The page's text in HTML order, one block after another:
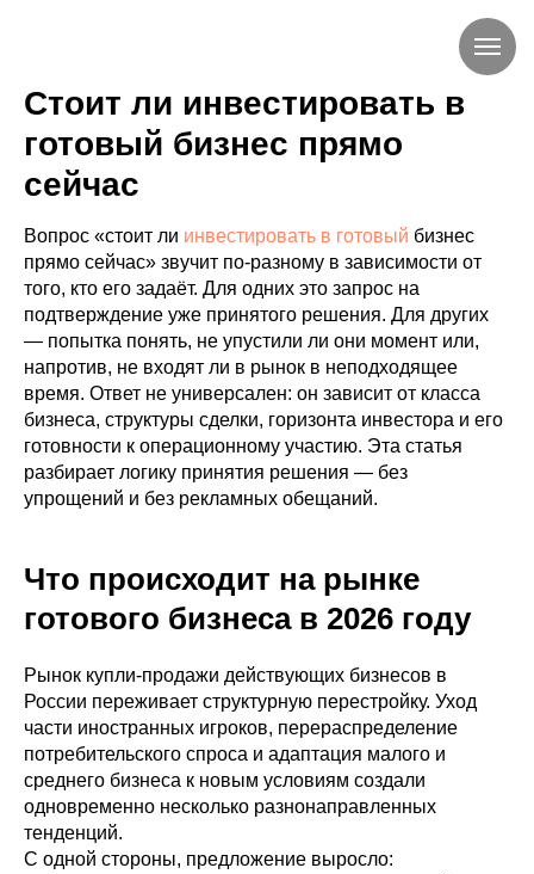
Стоит ли инвестировать в
готовый бизнес прямо
сейчас
Вопрос «стоит ли инвестировать в готовый бизнес
прямо сейчас» звучит по-разному в зависимости от
того, кто его задаёт. Для одних это запрос на
подтверждение уже принятого решения. Для других
— попытка понять, не упустили ли они момент или,
напротив, не входят ли в рынок в неподходящее
время. Ответ не универсален: он зависит от класса
бизнеса, структуры сделки, горизонта инвестора и его
готовности к операционному участию. Эта статья
разбирает логику принятия решения — без
упрощений и без рекламных обещаний.
Что происходит на рынке
готового бизнеса в 2026 году
Рынок купли-продажи действующих бизнесов в
России переживает структурную перестройку. Уход
части иностранных игроков, перераспределение
потребительского спроса и адаптация малого и
среднего бизнеса к новым условиям создали
одновременно несколько разнонаправленных
тенденций.
С одной стороны, предложение выросло: